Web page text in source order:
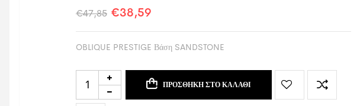
€47,85 €38,59
OBLIQUE PRESTIGE Βάση SANDSTONE
ΠΡΟΣΘΉΚΗ ΣΤΟ ΚΑΛΆΘΙ